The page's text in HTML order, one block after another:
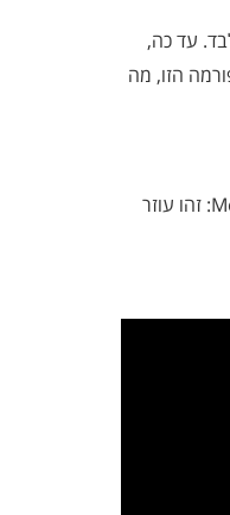
עד כה,
הזו, מה
למי שלא מכיר, כמה עובדות על הכלי AI שלא מטא Meta AI הוא עוזר מלאכותי חכם שפותח על ידי חברת Meta (לשעבר Facebook). הנה כמה נקודות מפתח על Meta AI: זהו עוזר